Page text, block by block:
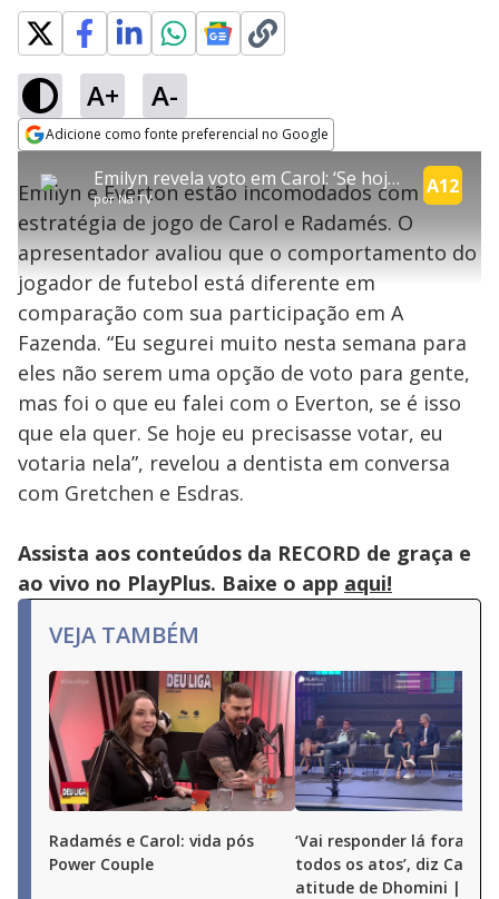
A+ A-
Adicione como fonte preferencial no Google
a
window.
modal
can
be
closed
by
the
Escape
key
activating
close
button.
explore
Conteúdo bloqueado
Lamentamos, mas o vídeo que está tentando assisitr é de exibição
exclusiva em território brasileiro :-(
Emilyn revela voto em Carol: ‘Se hoje eu precisasse votar, seria nela’ | Power Couple
porNa TV
A12
Emilyn e Everton estão incomodados com a
estratégia de jogo de Carol e Radamés. O
apresentador avaliou que o comportamento do
jogador de futebol está diferente em
comparação com sua participação em A
Fazenda. “Eu segurei muito nesta semana para
eles não serem uma opção de voto para gente,
mas foi o que eu falei com o Everton, se é isso
que ela quer. Se hoje eu precisasse votar, eu
votaria nela”, revelou a dentista em conversa
com Gretchen e Esdras.
Assista aos conteúdos da RECORD de graça e
ao vivo no PlayPlus. Baixe o app aqui!
VEJA TAMBÉM
Radamés e Carol: vida pós
Power Couple
‘Vai responder lá fora por
todos os atos’, diz Carol
atitude de Dhomini |